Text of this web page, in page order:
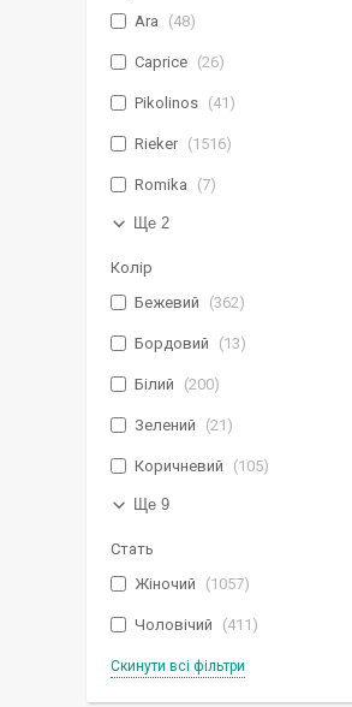
Ara
48
Caprice 26
Pikolinos 41
Rieker 1516
Romika 7
Ще 2
Колір
Бежевий
362
Бордовий 13
Білий 200
Зелений 21
Коричневий 105
Ще 9
Стать
Жіночий
1057
Чоловічий 411
Скинути всі фільтри